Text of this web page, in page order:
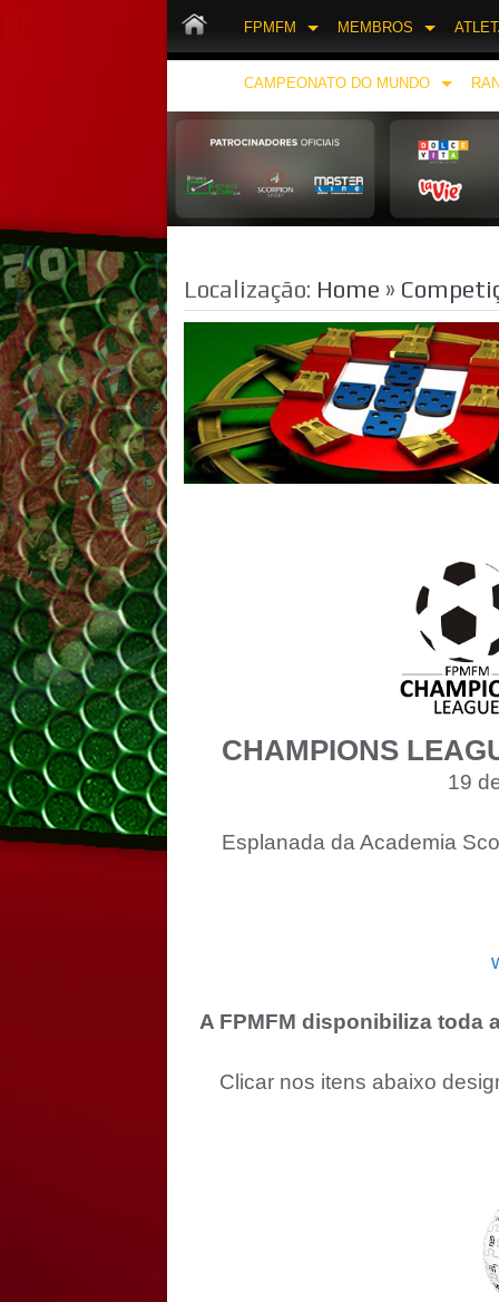
FPMFM MEMBROS
CAMPEONATO DO MUNDO
Localização: Home »
CHAMPIONS
19
Esplanada da Academia
A FPMFM disponibiliza toda
Clicar nos itens abaixo